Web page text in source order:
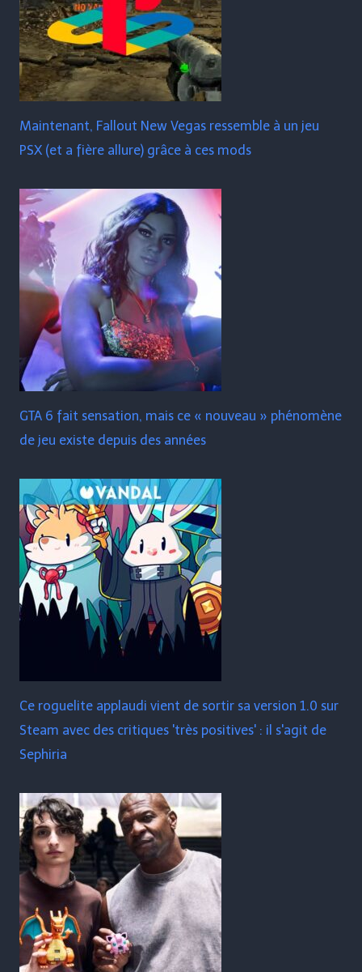
Maintenant, Fallout New Vegas ressemble à un jeu
PSX (et a fière allure) grâce à ces mods
GTA 6 fait sensation, mais ce « nouveau » phénomène
de jeu existe depuis des années
Ce roguelite applaudi vient de sortir sa version 1.0 sur
Steam avec des critiques 'très positives' : il s'agit de
Sephiria